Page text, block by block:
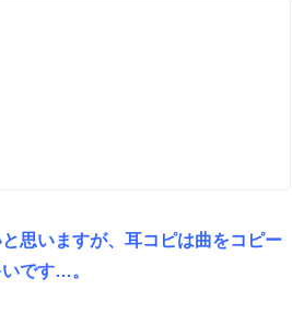
思いますが、耳コピは曲をコピー
です…。